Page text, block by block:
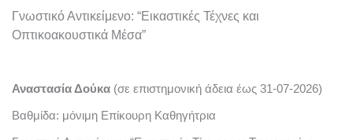
Γνωστικό Αντικείμενο: “Εικαστικές Τέχνες και
Οπτικοακουστικά Μέσα”
Αναστασία Δούκα (σε επιστημονική άδεια έως 31-07-2026)
Βαθμίδα: μόνιμη Επίκουρη Καθηγήτρια